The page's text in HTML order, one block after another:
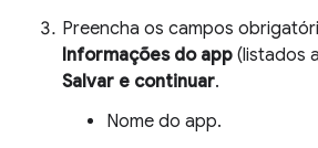
Preencha os campos
Informações do app (listados
Salvar e continuar.
Nome do app.